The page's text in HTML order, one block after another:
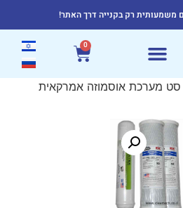
משמעותית רק בקנייה דרך האתר!
0
מערכת אוסמוזה אמרקאית